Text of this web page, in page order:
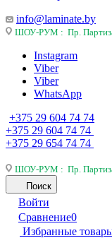
info@laminate.by
ШОУ-РУМ : Пр.
Instagram
Viber
Viber
WhatsApp
+375 29 604 74 74
+375 29 604 74 74
+375 29 654 74 74
ШОУ-РУМ : Пр.
Поиск
Войти
Сравнение0
Избранные